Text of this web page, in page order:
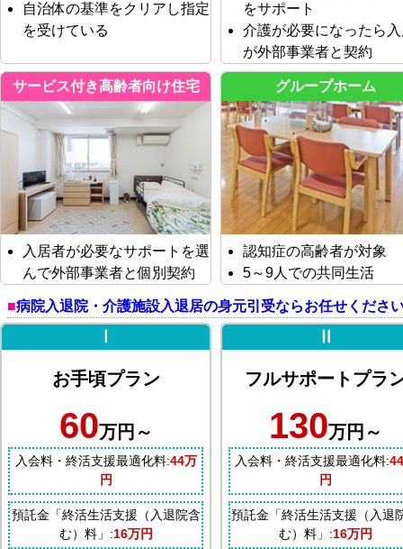
自治体の基準をクリアし指定
を受けている
をサポート
介護が必要になったら
が外部事業者と契約
サービス付き高齢者向け住宅
入居者が必要なサポートを選
んで外部事業者と個別契約
グループホーム
認知症の高齢者が対象
5～9人での共同生活
病院入退院・介護施設入退居の身元引受ならお任せくださ
お手頃プラン
60万円～
入会料・終活支援最適化料:44万
円
預託金「終活生活支援（入退院含
む）料」:16万円
フルサポートプラ
130万円～
入会料・終活支援最適化料:
円
預託金「終活生活支援（入退
む）料」:16万円